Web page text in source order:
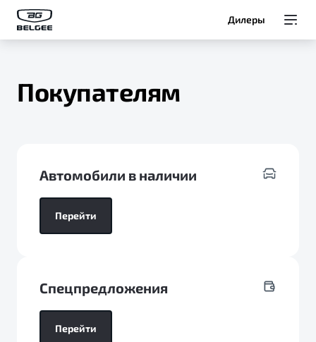
Покупателям
О Belgee
Автомобили в наличии
Тест-драйв
Дилеры
Покупателям
Автомобили в наличии
Перейти
Спецпредложения
Перейти